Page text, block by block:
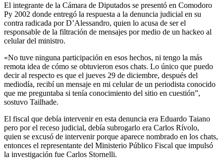
El integrante de la Cámara de Diputados se presentó en Comodoro
Py 2002 donde entregó la respuesta a la denuncia judicial en su
contra radicada por D’Alessandro, quien lo acusa de ser el
responsable de la filtración de mensajes por medio de un hackeo al
celular del ministro.
«No tuve ninguna participación en esos hechos, ni tengo la más
remota idea de cómo se obtuvieron esos chats. Lo único que puedo
decir al respecto es que el jueves 29 de diciembre, después del
mediodía, recibí un mensaje en mi celular de un periodista conocido
que me preguntaba si tenía conocimiento del sitio en cuestión”,
sostuvo Tailhade.
El fiscal que debía intervenir en esta denuncia era Eduardo Taiano
pero por el receso judicial, debía subrogarlo era Carlos Rívolo,
quien se excusó de intervenir porque aparece nombrado en los chats,
entonces el representante del Ministerio Público Fiscal que impulsó
la investigación fue Carlos Stornelli.